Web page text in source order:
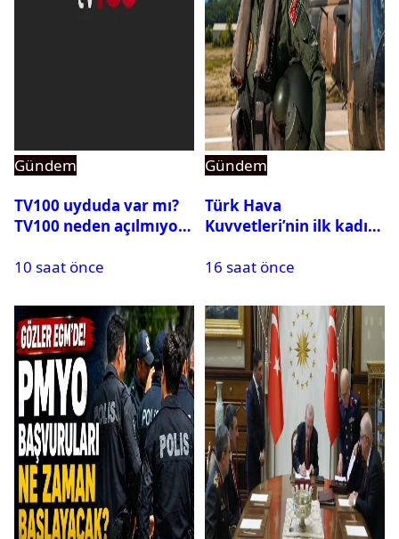
Gündem
TV100 uyduda var mı?
TV100 neden açılmıyor?
10 saat önce
Gündem
Türk Hava
Kuvvetleri’nin ilk kadın
Karapınar hakkında
ortaya çıktı
16 saat önce